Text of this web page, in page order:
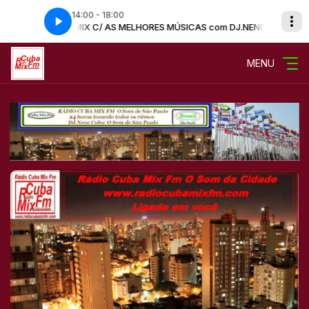
14:00 - 18:00
TARDE CUBA MIX C/ AS MELHORES MÚSICAS com DJ.NENE CUBA O
MENU